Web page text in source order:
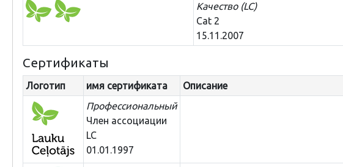
Качество (LC)
Cat 2
15.11.2007
Сертификаты
Логотип имя сертификата
Описание
Профессиональный
Член ассоциации
LC
01.01.1997